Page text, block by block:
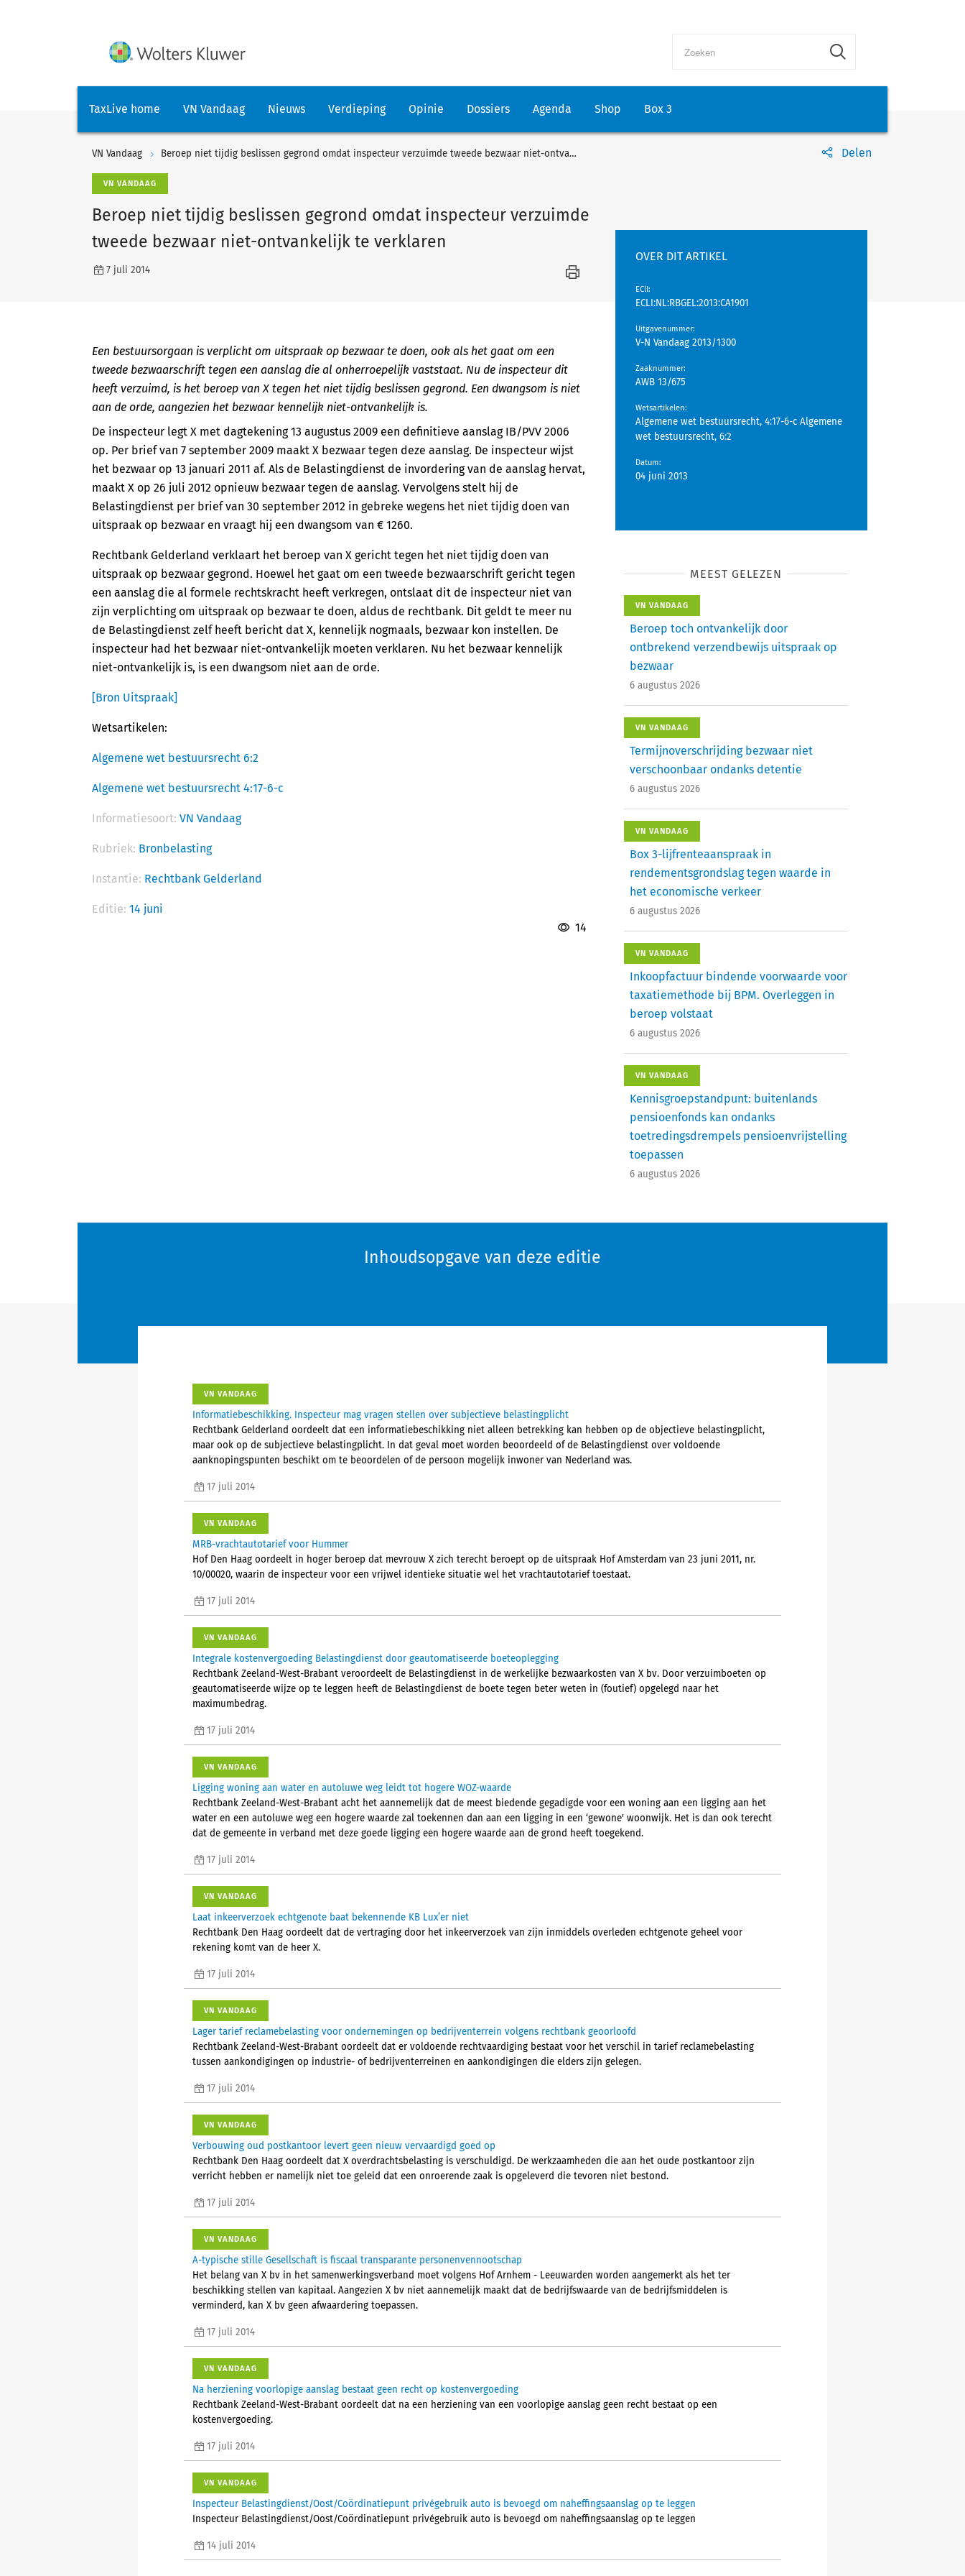
TaxLive home VN Vandaag Nieuws Verdieping Opinie Dossiers Agenda Shop Box 3
VN Vandaag Beroep niet tijdig beslissen gegrond omdat inspecteur verzuimde tweede bezwaar niet-ontvankelijk te verklaren Delen
VN VANDAAG
Beroep niet tijdig beslissen gegrond omdat inspecteur verzuimde
tweede bezwaar niet-ontvankelijk te verklaren
7 juli 2014
Een bestuursorgaan is verplicht om uitspraak op bezwaar te doen, ook als het gaat om een
tweede bezwaarschrift tegen een aanslag die al onherroepelijk vaststaat. Nu de inspecteur dit
heeft verzuimd, is het beroep van X tegen het niet tijdig beslissen gegrond. Een dwangsom is niet
aan de orde, aangezien het bezwaar kennelijk niet-ontvankelijk is.
De inspecteur legt X met dagtekening 13 augustus 2009 een definitieve aanslag IB/PVV 2006
op. Per brief van 7 september 2009 maakt X bezwaar tegen deze aanslag. De inspecteur wijst
het bezwaar op 13 januari 2011 af. Als de Belastingdienst de invordering van de aanslag hervat,
maakt X op 26 juli 2012 opnieuw bezwaar tegen de aanslag. Vervolgens stelt hij de
Belastingdienst per brief van 30 september 2012 in gebreke wegens het niet tijdig doen van
uitspraak op bezwaar en vraagt hij een dwangsom van € 1260.
Rechtbank Gelderland verklaart het beroep van X gericht tegen het niet tijdig doen van
uitspraak op bezwaar gegrond. Hoewel het gaat om een tweede bezwaarschrift gericht tegen
een aanslag die al formele rechtskracht heeft verkregen, ontslaat dit de inspecteur niet van
zijn verplichting om uitspraak op bezwaar te doen, aldus de rechtbank. Dit geldt te meer nu
de Belastingdienst zelf heeft bericht dat X, kennelijk nogmaals, bezwaar kon instellen. De
inspecteur had het bezwaar niet-ontvankelijk moeten verklaren. Nu het bezwaar kennelijk
niet-ontvankelijk is, is een dwangsom niet aan de orde.
[Bron Uitspraak]
Wetsartikelen:
Algemene wet bestuursrecht 6:2
Algemene wet bestuursrecht 4:17-6-c
Informatiesoort: VN Vandaag
Rubriek: Bronbelasting
Instantie: Rechtbank Gelderland
Editie: 14 juni
14
OVER DIT ARTIKEL
EClI:
ECLI:NL:RBGEL:2013:CA1901
Uitgavenummer:
V-N Vandaag 2013/1300
Zaaknummer:
AWB 13/675
Wetsartikelen:
Algemene wet bestuursrecht, 4:17-6-c Algemene
wet bestuursrecht, 6:2
Datum:
04 juni 2013
MEEST GELEZEN
VN VANDAAG
Beroep toch ontvankelijk door
ontbrekend verzendbewijs uitspraak op
bezwaar
6 augustus 2026
VN VANDAAG
Termijnoverschrijding bezwaar niet
verschoonbaar ondanks detentie
6 augustus 2026
VN VANDAAG
Box 3-lijfrenteaanspraak in
rendementsgrondslag tegen waarde in
het economische verkeer
6 augustus 2026
VN VANDAAG
Inkoopfactuur bindende voorwaarde voor
taxatiemethode bij BPM. Overleggen in
beroep volstaat
6 augustus 2026
VN VANDAAG
Kennisgroepstandpunt: buitenlands
pensioenfonds kan ondanks
toetredingsdrempels pensioenvrijstelling
toepassen
6 augustus 2026
Inhoudsopgave van deze editie
VN VANDAAG
Informatiebeschikking. Inspecteur mag vragen stellen over subjectieve belastingplicht
Rechtbank Gelderland oordeelt dat een informatiebeschikking niet alleen betrekking kan hebben op de objectieve belastingplicht,
maar ook op de subjectieve belastingplicht. In dat geval moet worden beoordeeld of de Belastingdienst over voldoende
aanknopingspunten beschikt om te beoordelen of de persoon mogelijk inwoner van Nederland was.
17 juli 2014
VN VANDAAG
MRB-vrachtautotarief voor Hummer
Hof Den Haag oordeelt in hoger beroep dat mevrouw X zich terecht beroept op de uitspraak Hof Amsterdam van 23 juni 2011, nr.
10/00020, waarin de inspecteur voor een vrijwel identieke situatie wel het vrachtautotarief toestaat.
17 juli 2014
VN VANDAAG
Integrale kostenvergoeding Belastingdienst door geautomatiseerde boeteoplegging
Rechtbank Zeeland-West-Brabant veroordeelt de Belastingdienst in de werkelijke bezwaarkosten van X bv. Door verzuimboeten op
geautomatiseerde wijze op te leggen heeft de Belastingdienst de boete tegen beter weten in (foutief) opgelegd naar het
maximumbedrag.
17 juli 2014
VN VANDAAG
Ligging woning aan water en autoluwe weg leidt tot hogere WOZ-waarde
Rechtbank Zeeland-West-Brabant acht het aannemelijk dat de meest biedende gegadigde voor een woning aan een ligging aan het
water en een autoluwe weg een hogere waarde zal toekennen dan aan een ligging in een ‘gewone' woonwijk. Het is dan ook terecht
dat de gemeente in verband met deze goede ligging een hogere waarde aan de grond heeft toegekend.
17 juli 2014
VN VANDAAG
Laat inkeerverzoek echtgenote baat bekennende KB Lux’er niet
Rechtbank Den Haag oordeelt dat de vertraging door het inkeerverzoek van zijn inmiddels overleden echtgenote geheel voor
rekening komt van de heer X.
17 juli 2014
VN VANDAAG
Lager tarief reclamebelasting voor ondernemingen op bedrijventerrein volgens rechtbank geoorloofd
Rechtbank Zeeland-West-Brabant oordeelt dat er voldoende rechtvaardiging bestaat voor het verschil in tarief reclamebelasting
tussen aankondigingen op industrie- of bedrijventerreinen en aankondigingen die elders zijn gelegen.
17 juli 2014
VN VANDAAG
Verbouwing oud postkantoor levert geen nieuw vervaardigd goed op
Rechtbank Den Haag oordeelt dat X overdrachtsbelasting is verschuldigd. De werkzaamheden die aan het oude postkantoor zijn
verricht hebben er namelijk niet toe geleid dat een onroerende zaak is opgeleverd die tevoren niet bestond.
17 juli 2014
VN VANDAAG
A-typische stille Gesellschaft is fiscaal transparante personenvennootschap
Het belang van X bv in het samenwerkingsverband moet volgens Hof Arnhem - Leeuwarden worden aangemerkt als het ter
beschikking stellen van kapitaal. Aangezien X bv niet aannemelijk maakt dat de bedrijfswaarde van de bedrijfsmiddelen is
verminderd, kan X bv geen afwaardering toepassen.
17 juli 2014
VN VANDAAG
Na herziening voorlopige aanslag bestaat geen recht op kostenvergoeding
Rechtbank Zeeland-West-Brabant oordeelt dat na een herziening van een voorlopige aanslag geen recht bestaat op een
kostenvergoeding.
17 juli 2014
VN VANDAAG
Inspecteur Belastingdienst/Oost/Coördinatiepunt privégebruik auto is bevoegd om naheffingsaanslag op te leggen
Inspecteur Belastingdienst/Oost/Coördinatiepunt privégebruik auto is bevoegd om naheffingsaanslag op te leggen
14 juli 2014